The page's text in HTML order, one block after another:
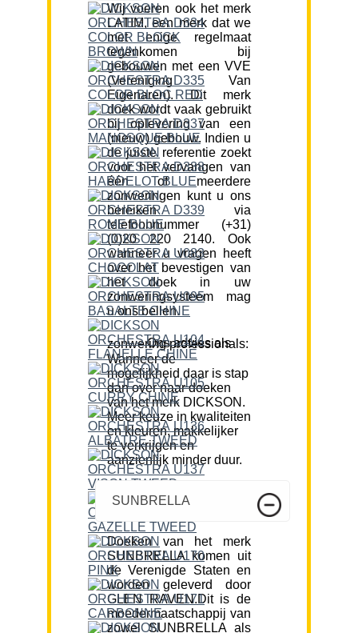
Wij voeren ook het merk
LATIM, een merk dat we
met enige regelmaat
tegenkomen bij
gebouwen met een VVE
(Vereniging Van
Eigenaren). Dit merk
doek wordt vaak gebruikt
bij oplevering van een
(nieuw) gebouw. Indien u
de juiste referentie zoekt
voor het vervangen van
één of meerdere
zonweringen kunt u ons
bereiken via
telefoonnummer (+31)
(0)20 220 2140. Ook
wanneer u vragen heeft
over het bevestigen van
het doek in uw
zonweringsysteem mag
u ons bellen.
Ons advies als zonwering professionals:
Wanneer de
mogelijkheid daar is stap
dan over naar doeken
van het merk DICKSON.
Meer keuze in kwaliteiten
en kleuren, makkelijker
te verkrijgen en
aanzienlijk minder duur.
SUNBRELLA
Doeken van het merk
SUNBRELLA komen uit
de Verenigde Staten en
worden geleverd door
GLEN RAVEN.Dit is de
moedermaatschappij van
zowel SUNBRELLA als